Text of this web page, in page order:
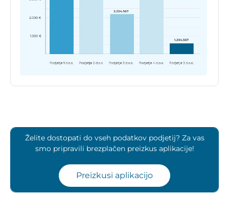
Želite dostopati do vseh podatkov podjetij? Za vas
smo pripravili brezplačen preizkus aplikacije!
Preizkusi aplikacijo